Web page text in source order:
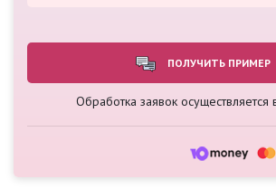
ПОЛУЧИТЬ ПРИМЕР
Обработка заявок осуществляется